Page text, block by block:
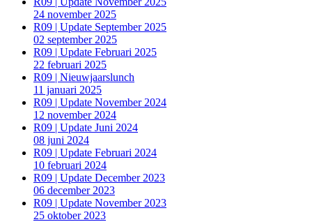
24 november 2025
R09 | Update September 2025
02 september 2025
R09 | Update Februari 2025
22 februari 2025
R09 | Nieuwjaarslunch
11 januari 2025
R09 | Update November 2024
12 november 2024
R09 | Update Juni 2024
08 juni 2024
R09 | Update Februari 2024
10 februari 2024
R09 | Update December 2023
06 december 2023
R09 | Update November 2023
25 oktober 2023